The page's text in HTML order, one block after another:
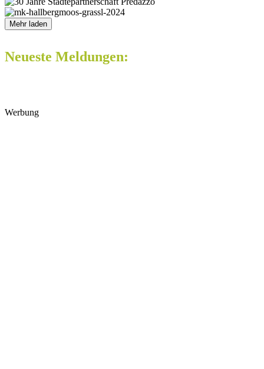
Mehr laden
Neueste Meldungen:
Werbung